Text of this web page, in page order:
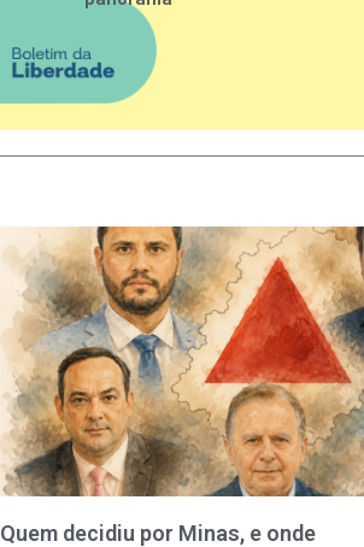
Quem decidiu por Minas, e onde